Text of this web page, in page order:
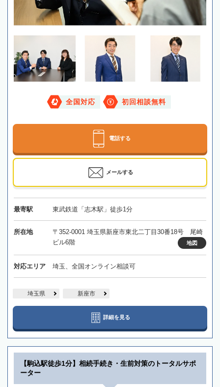
全国対応 初回相談無料
電話する
メールする
最寄駅 東武鉄道「志木駅」徒歩1分
所在地
〒352-0001 埼玉県新座市東北二丁目30番18号 尾崎
ビル6階
地図
対応エリア 埼玉、全国オンライン相談可
埼玉県 新座市
詳細を見る
【駒込駅徒歩1分】相続手続き・生前対策のトータルサポ
ーター